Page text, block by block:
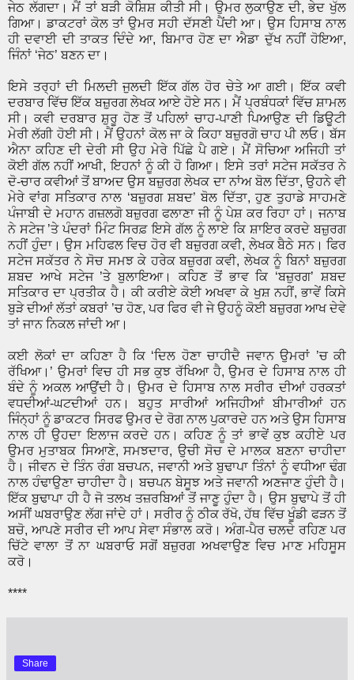
ਜੇਠ ਲੱਗਦਾ। ਮੈਂ ਤਾਂ ਬੜੀ ਕੋਸ਼ਿਸ਼ ਕੀਤੀ ਸੀ। ਉਮਰ ਲੁਕਾਉਣ ਦੀ, ਭੇਦ ਖੁੱਲ
ਗਿਆ। ਡਾਕਟਰਾਂ ਕੋਲ ਤਾਂ ਉਮਰ ਸਹੀ ਦੱਸਣੀ ਪੈਂਦੀ ਆ। ਉਸ ਹਿਸਾਬ ਨਾਲ
ਹੀ ਦਵਾਈ ਦੀ ਤਾਕਤ ਦਿੰਦੇ ਆ, ਬਿਮਾਰ ਹੋਣ ਦਾ ਐਡਾ ਦੁੱਖ ਨਹੀਂ ਹੋਇਆ,
ਜਿੰਨਾਂ ‘ਜੇਠ’ ਬਣਨ ਦਾ।
ਇਸੇ ਤਰ੍ਹਾਂ ਦੀ ਮਿਲਦੀ ਜੁਲਦੀ ਇੱਕ ਗੱਲ ਹੋਰ ਚੇਤੇ ਆ ਗਈ। ਇੱਕ ਕਵੀ
ਦਰਬਾਰ ਵਿੱਚ ਇੱਕ ਬਜ਼ੁਰਗ ਲੇਖਕ ਆਏ ਹੋਏ ਸਨ। ਮੈਂ ਪ੍ਰਬੰਧਕਾਂ ਵਿੱਚ ਸ਼ਾਮਲ
ਸੀ। ਕਵੀ ਦਰਬਾਰ ਸ਼ੁਰੂ ਹੋਣ ਤੋਂ ਪਹਿਲਾਂ ਚਾਹ-ਪਾਣੀ ਪਿਆਉਣ ਦੀ ਡਿਊਟੀ
ਮੇਰੀ ਲੱਗੀ ਹੋਈ ਸੀ। ਮੈਂ ਉਹਨਾਂ ਕੋਲ ਜਾ ਕੇ ਕਿਹਾ ਬਜ਼ੁਰਗੋ ਚਾਹ ਪੀ ਲਓ। ਬੱਸ
ਐਨਾ ਕਹਿਣ ਦੀ ਦੇਰੀ ਸੀ ਉਹ ਮੇਰੇ ਪਿੱਛੇ ਪੈ ਗਏ। ਮੈਂ ਸੋਚਿਆ ਅਜਿਹੀ ਤਾਂ
ਕੋਈ ਗੱਲ ਨਹੀਂ ਆਖੀ, ਇਹਨਾਂ ਨੂੰ ਕੀ ਹੋ ਗਿਆ। ਇਸੇ ਤਰਾਂ ਸਟੇਜ ਸਕੱਤਰ ਨੇ
ਦੋ-ਚਾਰ ਕਵੀਆਂ ਤੋਂ ਬਾਅਦ ਉਸ ਬਜ਼ੁਰਗ ਲੇਖਕ ਦਾ ਨਾਂਅ ਬੋਲ ਦਿੱਤਾ, ਉਹਨੇ ਵੀ
ਮੇਰੇ ਵਾਂਗ ਸਤਿਕਾਰ ਨਾਲ ‘ਬਜ਼ੁਰਗ ਸ਼ਬਦ’ ਬੋਲ ਦਿੱਤਾ, ਹੁਣ ਤੁਹਾਡੇ ਸਾਹਮਣੇ
ਪੰਜਾਬੀ ਦੇ ਮਹਾਨ ਗਜ਼ਲਗੋ ਬਜ਼ੁਰਗ ਫਲਾਣਾ ਜੀ ਨੂੰ ਪੇਸ਼ ਕਰ ਰਿਹਾ ਹਾਂ। ਜਨਾਬ
ਨੇ ਸਟੇਜ ’ਤੇ ਪੰਦਰਾਂ ਮਿੰਟ ਸਿਰਫ਼ ਇਸੇ ਗੱਲ ਨੂੰ ਲਾਏ ਕਿ ਸ਼ਾਇਰ ਕਰਦੇ ਬਜ਼ੁਰਗ
ਨਹੀਂ ਹੁੰਦਾ। ਉਸ ਮਹਿਫਲ ਵਿਚ ਹੋਰ ਵੀ ਬਜ਼ੁਰਗ ਕਵੀ, ਲੇਖਕ ਬੈਠੇ ਸਨ। ਫਿਰ
ਸਟੇਜ ਸਕੱਤਰ ਨੇ ਸੋਚ ਸਮਝ ਕੇ ਹਰੇਕ ਬਜ਼ੁਰਗ ਕਵੀ, ਲੇਖਕ ਨੂੰ ਬਿਨਾਂ ਬਜ਼ੁਰਗ
ਸ਼ਬਦ ਆਖੇ ਸਟੇਜ ’ਤੇ ਬੁਲਾਇਆ। ਕਹਿਣ ਤੋਂ ਭਾਵ ਕਿ ‘ਬਜ਼ੁਰਗ’ ਸ਼ਬਦ
ਸਤਿਕਾਰ ਦਾ ਪ੍ਰਤੀਕ ਹੈ। ਕੀ ਕਰੀਏ ਕੋਈ ਅਖਵਾ ਕੇ ਖੁਸ਼ ਨਹੀਂ, ਭਾਵੇਂ ਕਿਸੇ
ਬੁੜੇ ਦੀਆਂ ਲੱਤਾਂ ਕਬਰਾਂ ’ਚ ਹੋਣ, ਪਰ ਫਿਰ ਵੀ ਜੇ ਉਹਨੂੰ ਕੋਈ ਬਜ਼ੁਰਗ ਆਖ ਦੇਵੇ
ਤਾਂ ਜਾਨ ਨਿਕਲ ਜਾਂਦੀ ਆ।
ਕਈ ਲੋਕਾਂ ਦਾ ਕਹਿਣਾ ਹੈ ਕਿ ‘ਦਿਲ ਹੋਣਾ ਚਾਹੀਦੈ ਜਵਾਨ ਉਮਰਾਂ ’ਚ ਕੀ
ਰੱਖਿਆ।’ ਉਮਰਾਂ ਵਿਚ ਹੀ ਸਭ ਕੁਝ ਰੱਖਿਆ ਹੈ, ਉਮਰ ਦੇ ਹਿਸਾਬ ਨਾਲ ਹੀ
ਬੰਦੇ ਨੂੰ ਅਕਲ ਆਉਂਦੀ ਹੈ। ਉਮਰ ਦੇ ਹਿਸਾਬ ਨਾਲ ਸਰੀਰ ਦੀਆਂ ਹਰਕਤਾਂ
ਵਧਦੀਆਂ-ਘਟਦੀਆਂ ਹਨ। ਬਹੁਤ ਸਾਰੀਆਂ ਅਜਿਹੀਆਂ ਬੀਮਾਰੀਆਂ ਹਨ
ਜਿੰਨ੍ਹਾਂ ਨੂੰ ਡਾਕਟਰ ਸਿਰਫ ਉਮਰ ਦੇ ਰੋਗ ਨਾਲ ਪੁਕਾਰਦੇ ਹਨ ਅਤੇ ਉਸ ਹਿਸਾਬ
ਨਾਲ ਹੀ ਉਹਦਾ ਇਲਾਜ ਕਰਦੇ ਹਨ। ਕਹਿਣ ਨੂੰ ਤਾਂ ਭਾਵੇਂ ਕੁਝ ਕਹੀਏ ਪਰ
ਉਮਰ ਮੁਤਾਬਕ ਸਿਆਣੇ, ਸਮਝਦਾਰ, ਉਚੀ ਸੋਚ ਦੇ ਮਾਲਕ ਬਣਨਾ ਚਾਹੀਦਾ
ਹੈ। ਜੀਵਨ ਦੇ ਤਿੰਨ ਰੰਗ ਬਚਪਨ, ਜਵਾਨੀ ਅਤੇ ਬੁਢਾਪਾ ਤਿੰਨਾਂ ਨੂੰ ਵਧੀਆ ਢੰਗ
ਨਾਲ ਹੰਢਾਉਣਾ ਚਾਹੀਦਾ ਹੈ। ਬਚਪਨ ਬੇਸੂਝ ਅਤੇ ਜਵਾਨੀ ਅਣਜਾਣ ਹੁੰਦੀ ਹੈ।
ਇੱਕ ਬੁਢਾਪਾ ਹੀ ਹੈ ਜੋ ਤਲਖ ਤਜ਼ਰਬਿਆਂ ਤੋਂ ਜਾਣੂ ਹੁੰਦਾ ਹੈ। ਉਸ ਬੁਢਾਪੇ ਤੋਂ ਹੀ
ਅਸੀਂ ਘਬਰਾਉਣ ਲੱਗ ਜਾਂਦੇ ਹਾਂ। ਸਰੀਰ ਨੂੰ ਠੀਕ ਰੱਖੋ, ਹੱਥ ਵਿੱਚ ਖੂੰਡੀ ਫੜਨ ਤੋਂ
ਬਚੋ, ਆਪਣੇ ਸਰੀਰ ਦੀ ਆਪ ਸੇਵਾ ਸੰਭਾਲ ਕਰੋ। ਅੰਗ-ਪੈਰ ਚਲਦੇ ਰਹਿਣ ਪਰ
ਚਿੱਟੇ ਵਾਲਾ ਤੋਂ ਨਾ ਘਬਰਾਓ ਸਗੋਂ ਬਜ਼ੁਰਗ ਅਖਵਾਉਣ ਵਿਚ ਮਾਣ ਮਹਿਸੂਸ
ਕਰੋ।
****
Share